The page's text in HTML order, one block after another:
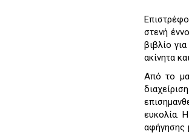
στενή
βιβλίο
ακίνητα
Από το
ευκολία.
αφήγησης